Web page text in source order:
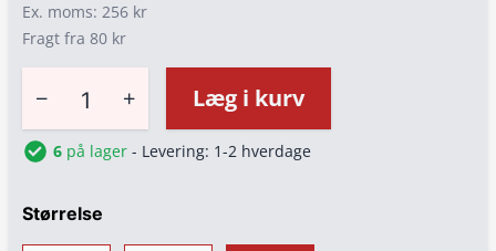
Ex. moms: 256 kr
Fragt fra 80 kr
− + Læg i kurv
6 på lager - Levering: 1-2 hverdage
Størrelse